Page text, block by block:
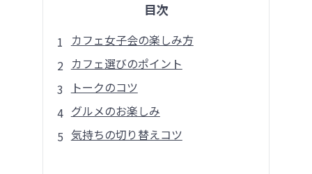
目次
カフェ女子会の楽しみ方
カフェ選びのポイント
トークのコツ
グルメのお楽しみ
気持ちの切り替えコツ